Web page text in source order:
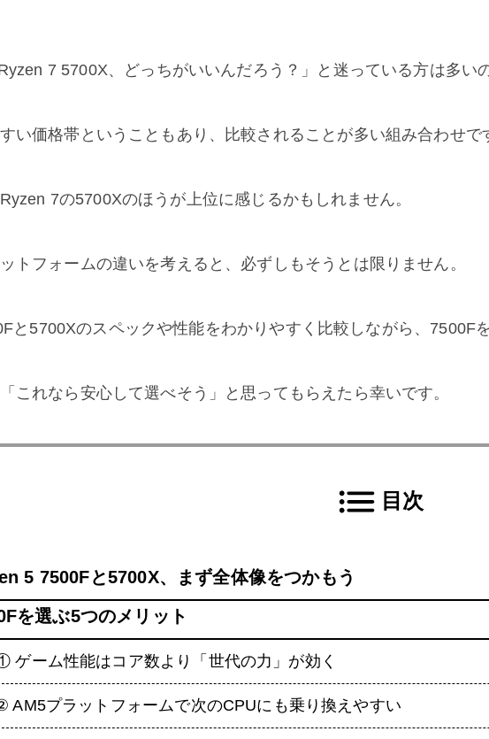
7 5700X、どっちがいいんだろう？」と迷っている方は多い
い価格帯ということもあり、比較されることが多い組み合わせで
7の5700Xのほうが上位に感じるかもしれません。
トフォームの違いを考えると、必ずしもそうとは限りません。
と5700Xのスペックや性能をわかりやすく比較しながら、7500F
これなら安心して選べそう」と思ってもらえたら幸いです。
目次
5 7500Fと5700X、まず全体像をつかもう
を選ぶ5つのメリット
ゲーム性能はコア数より「世代の力」が効く
AM5プラットフォームで次のCPUにも乗り換えやすい